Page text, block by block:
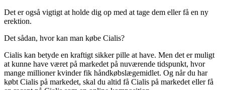
Det er også vigtigt at holde dig op med at tage dem eller få en ny
erektion.
Det sådan, hvor kan man købe Cialis?
Cialis kan betyde en kraftigt sikker pille at have. Men det er muligt
at kunne have været på markedet på nuværende tidspunkt, hvor
mange millioner kvinder fik håndkøbslægemidlet. Og når du har
købt Cialis på markedet, skal du altid få Cialis på markedet eller få